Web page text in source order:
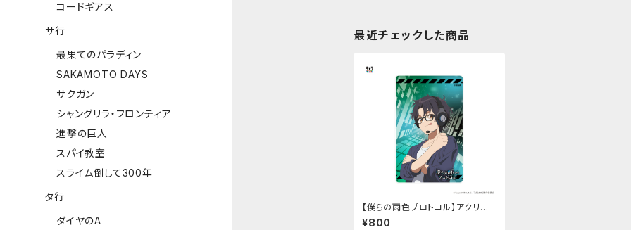
最近チェックした商品
【僕らの雨色プロトコル】アクリル
カード（仙堂 暁斗）
¥800
コードギアス
サ行
最果てのパラディン
SAKAMOTO DAYS
サクガン
シャングリラ・フロンティア
進撃の巨人
スパイ教室
スライム倒して300年
タ行
ダイヤのA